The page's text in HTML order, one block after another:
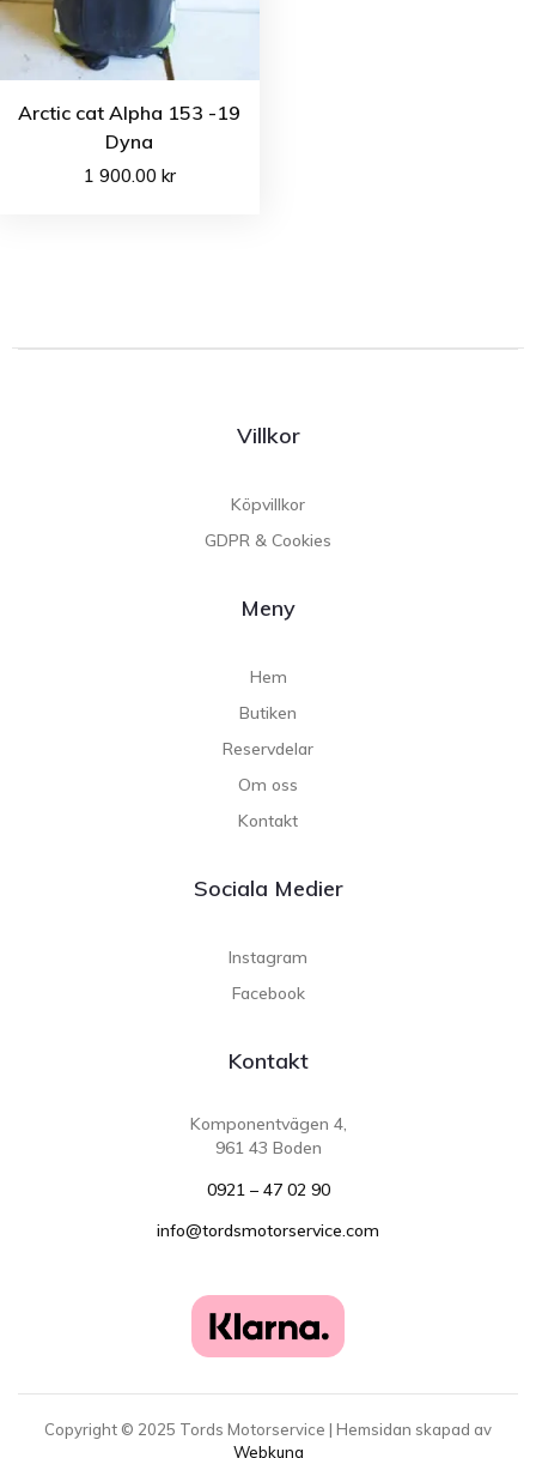
Arctic cat Alpha 153 -19
Dyna
1 900.00 kr
Villkor
Köpvillkor
GDPR & Cookies
Meny
Hem
Butiken
Reservdelar
Om oss
Kontakt
Sociala Medier
Instagram
Facebook
Kontakt
Komponentvägen 4,
961 43 Boden
0921 – 47 02 90
info@tordsmotorservice.com
Copyright © 2025 Tords Motorservice | Hemsidan skapad av
Webkung